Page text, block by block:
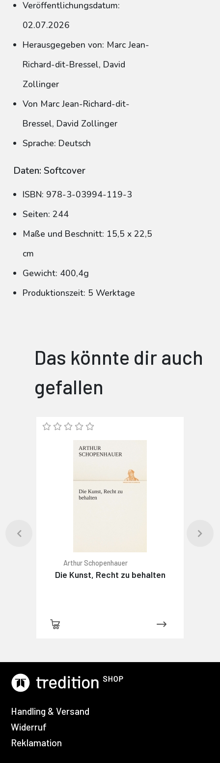
Veröffentlichungsdatum:
02.07.2026
Herausgegeben von: Marc Jean-
Richard-dit-Bressel, David
Zollinger
Von Marc Jean-Richard-dit-
Bressel, David Zollinger
Sprache: Deutsch
Daten: Softcover
ISBN: 978-3-03994-119-3
Seiten: 244
Maße und Beschnitt: 15,5 x 22,5
cm
Gewicht: 400,4g
Produktionszeit: 5 Werktage
Das könnte dir auch
gefallen
Arthur Schopenhauer
Die Kunst, Recht zu behalten
Handling & Versand
Widerruf
Reklamation